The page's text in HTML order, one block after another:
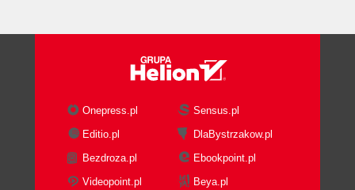
Onepress.pl
Sensus.pl
Editio.pl
DlaBystrzakow.pl
Bezdroza.pl
Ebookpoint.pl
Videopoint.pl
Beya.pl